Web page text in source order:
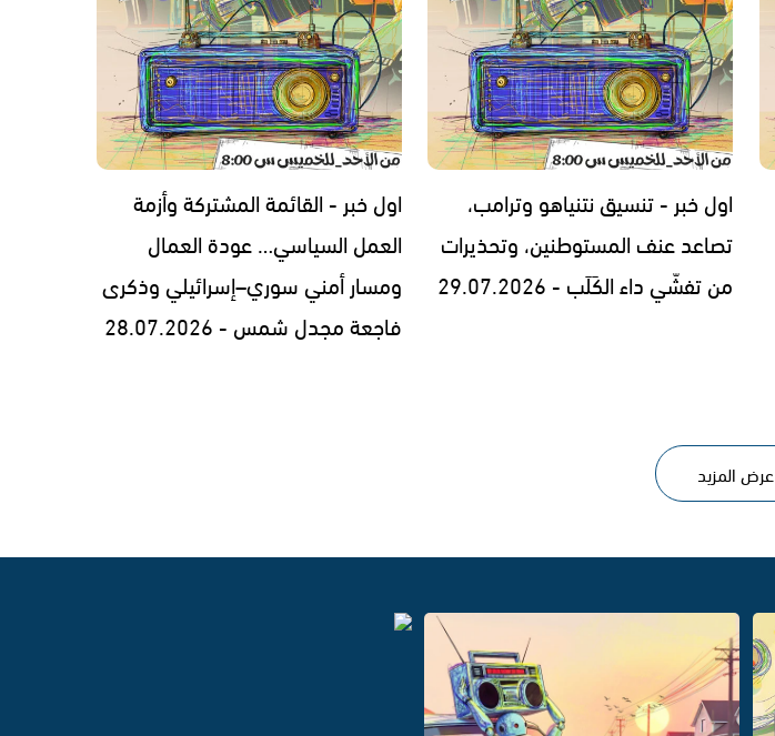
اول خبر - تنسيق نتنياهو وترامب،
تصاعد عنف المستوطنين، وتحذيرات
من تفشّي داء الكَلَب - 29.07.2026
اول خبر - القائمة المشتركة وأزمة
العمل السياسي… عودة العمال
ومسار أمني سوري–إسرائيلي وذكرى
فاجعة مجدل شمس - 28.07.2026
عرض المزيد